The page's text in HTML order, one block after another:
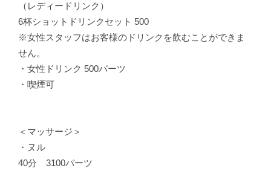
（レディードリンク）
6杯ショットドリンクセット 500
※女性スタッフはお客様のドリンクを飲むことができま
せん。
・女性ドリンク 500バーツ
・喫煙可
＜マッサージ＞
・ヌル
40分 3100バーツ